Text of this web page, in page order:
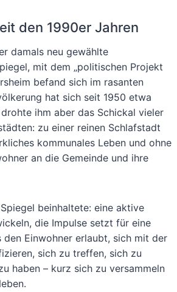
den 1990er Jahren
damals neu gewählte
mit dem „politischen Projekt
befand sich im rasanten
hat sich seit 1950 etwa
ihm aber das Schickal vieler
zu einer reinen Schlafstadt
kommunales Leben und ohne
an die Gemeinde und ihre
beinhaltete: eine aktive
die Impulse setzt für eine
den Einwohner erlaubt, sich mit der
sich zu treffen, sich zu
haben – kurz sich zu versammeln